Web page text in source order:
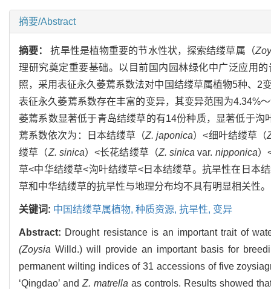
摘要/Abstract
摘要：抗旱性是植物重要的节水性状，探索结缕草属（
理研究奠定重要基础。以目前国内园林绿化中广泛应用
照，采用表征永久萎蔫系数法对中国结缕草属植物5种、2
表征永久萎蔫系数存在丰富的变异，其变异范围为4.34%
萎蔫系数显著低于青岛结缕草的有14份种质，显著低于
蔫系数依次为：日本结缕草（Z. japonica）<细叶结缕草（
缕草（Z. sinica）<长花结缕草（Z. sinicavar. nipponica）
草<中华结缕草<沟叶结缕草<日本结缕草。抗旱性在日本
草和中华结缕草的抗旱性与地理分布均不具有明显相关性。
关键词: 中国结缕草属植物, 种质资源, 抗旱性, 变异
Abstract: Drought resistance is an important trait of
(Zoysia Willd.) will provide an important basis for
permanent wilting indices of 31 accessions of five
‘Qingdao’ and Z. matrella as controls. Results showed